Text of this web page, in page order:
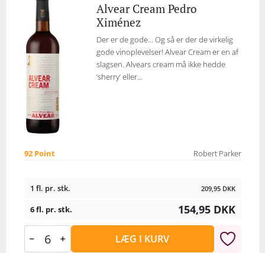
Alvear Cream Pedro
Ximénez
Der er de gode… Og så er der de virkelig
gode vinoplevelser! Alvear Cream er en af
slagsen. Alvears cream må ikke hedde
’sherry’ eller...
92 Point Robert Parker
1 fl. pr. stk. 209,95 DKK
6 fl. pr. stk. 154,95 DKK
LÆG I KURV